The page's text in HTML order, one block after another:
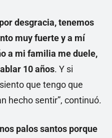
desgracia, tenemos
muy fuerte y a mí
a mi familia me duele,
10 años. Y si
que tengo que
hecho sentir”, continuó.
palos santos porque